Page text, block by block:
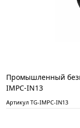
Промышленный
IMPC-IN13
Артикул TG-IMPC-IN13